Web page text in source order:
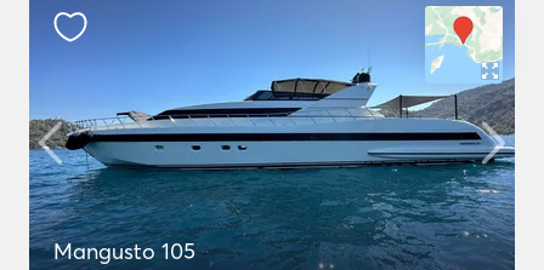
Mangusto 105